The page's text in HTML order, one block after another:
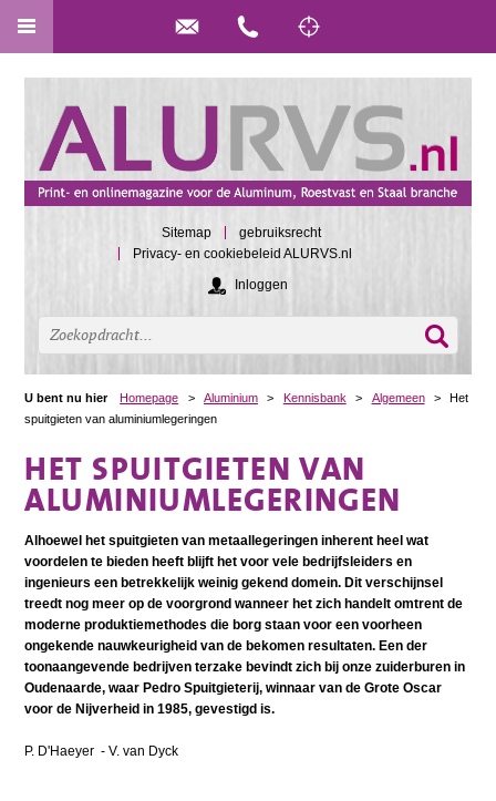
Sitemap
gebruiksrecht
Privacy- en cookiebeleid ALURVS.nl
Inloggen
U bent nu hier Homepage > Aluminium > Kennisbank > Algemeen >
Het
spuitgieten van aluminiumlegeringen
HET SPUITGIETEN VAN
ALUMINIUMLEGERINGEN
Alhoewel het spuitgieten van metaallegeringen inherent heel wat
voordelen te bieden heeft blijft het voor vele bedrijfsleiders en
ingenieurs een betrekkelijk weinig gekend domein. Dit verschijnsel
treedt nog meer op de voorgrond wanneer het zich handelt omtrent de
moderne produktiemethodes die borg staan voor een voorheen
ongekende nauwkeurigheid van de bekomen resultaten. Een der
toonaangevende bedrijven terzake bevindt zich bij onze zuiderburen in
Oudenaarde, waar Pedro Spuitgieterij, winnaar van de Grote Oscar
voor de Nijverheid in 1985, gevestigd is.
P. D'Haeyer - V. van Dyck